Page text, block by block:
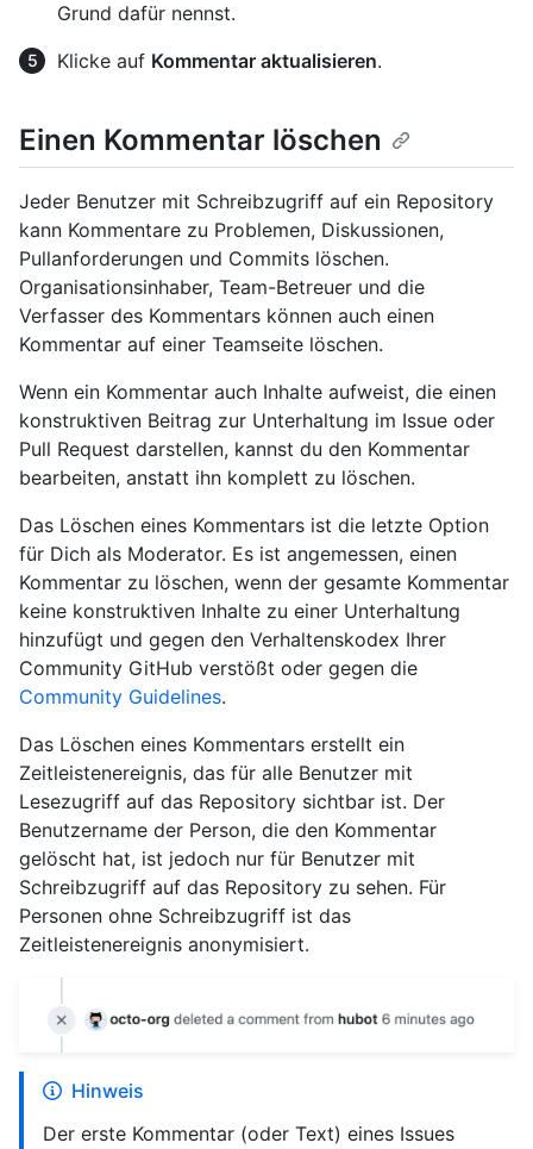
Grund dafür nennst.
Klicke auf Kommentar aktualisieren.
Einen Kommentar löschen
Jeder Benutzer mit Schreibzugriff auf ein Repository
kann Kommentare zu Problemen, Diskussionen,
Pullanforderungen und Commits löschen.
Organisationsinhaber, Team-Betreuer und die
Verfasser des Kommentars können auch einen
Kommentar auf einer Teamseite löschen.
Wenn ein Kommentar auch Inhalte aufweist, die einen
konstruktiven Beitrag zur Unterhaltung im Issue oder
Pull Request darstellen, kannst du den Kommentar
bearbeiten, anstatt ihn komplett zu löschen.
Das Löschen eines Kommentars ist die letzte Option
für Dich als Moderator. Es ist angemessen, einen
Kommentar zu löschen, wenn der gesamte Kommentar
keine konstruktiven Inhalte zu einer Unterhaltung
hinzufügt und gegen den Verhaltenskodex Ihrer
Community GitHub verstößt oder gegen die
Community Guidelines.
Das Löschen eines Kommentars erstellt ein
Zeitleistenereignis, das für alle Benutzer mit
Lesezugriff auf das Repository sichtbar ist. Der
Benutzername der Person, die den Kommentar
gelöscht hat, ist jedoch nur für Benutzer mit
Schreibzugriff auf das Repository zu sehen. Für
Personen ohne Schreibzugriff ist das
Zeitleistenereignis anonymisiert.
Hinweis
Der erste Kommentar (oder Text) eines Issues